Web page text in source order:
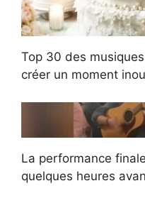
Top 30 des
créer un moment
La performance
quelques heures